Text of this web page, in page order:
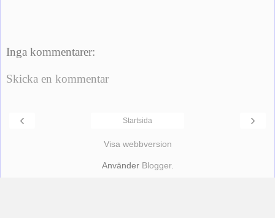
Inga kommentarer:
Skicka en kommentar
‹ ›
Startsida
Visa webbversion
Använder Blogger.